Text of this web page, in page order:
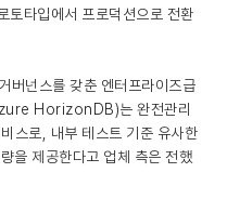
토타입에서 프로덕션으로 전환
버넌스를 갖춘 엔터프라이즈급
HorizonDB)는 완전관리
로, 내부 테스트 기준 유사한
을 제공한다고 업체 측은 전했